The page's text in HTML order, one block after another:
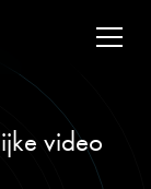
video